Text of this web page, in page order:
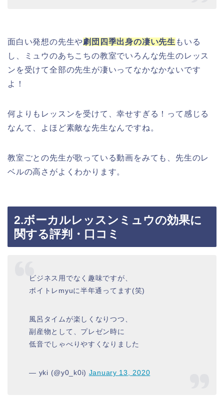
面白い発想の先生や劇団四季出身の凄い先生 もいる
し、ミュウのあちこちの教室でいろんな先生のレッス
ンを受けて全部の先生が凄いってなかなかないです
よ！
何よりもレッスンを受けて、幸せすぎる！って感じる
なんて、よほど素敵な先生なんですね。
教室ごとの先生が歌っている動画をみても、先生のレ
ベルの高さがよくわかります。
2.ボーカルレッスンミュウの効果に
関する評判・口コミ
ビジネス用でなく趣味ですが、
ボイトレmyuに半年通ってます(笑)
風呂タイムが楽しくなりつつ、
副産物として、プレゼン時に
低音でしゃべりやすくなりました
— yki (@y0_k0i) January 13, 2020